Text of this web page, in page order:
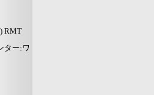
RMT
ター:ワ